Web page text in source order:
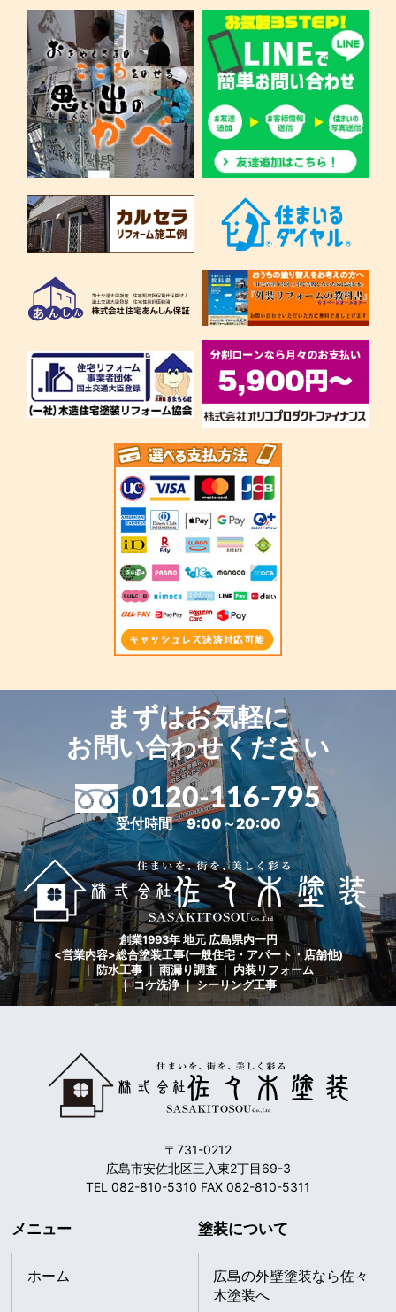
まずはお気軽に
お問い合わせください
0120-116-795
受付時間 9:00～20:00
創業1993年 地元 広島県内一円
<営業内容>総合塗装工事(一般住宅・アパート・店舗他)
｜ 防水工事 ｜ 雨漏り調査 ｜ 内装リフォーム
｜ コケ洗浄 ｜ シーリング工事
〒731-0212
広島市安佐北区三入東2丁目69-3
TEL 082-810-5310 FAX 082-810-5311
メニュー
ホーム
塗装について
広島の外壁塗装なら佐々
木塗装へ